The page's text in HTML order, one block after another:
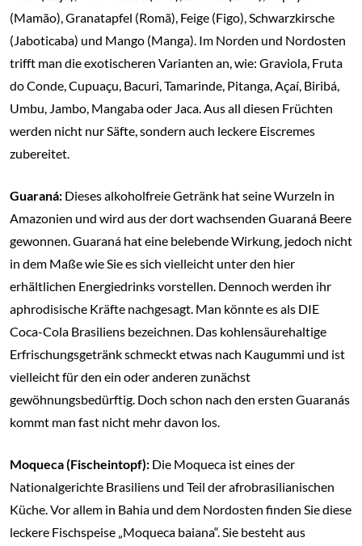
(Mamão), Granatapfel (Romã), Feige (Figo), Schwarzkirsche
(Jaboticaba) und Mango (Manga). Im Norden und Nordosten
trifft man die exotischeren Varianten an, wie: Graviola, Fruta
do Conde, Cupuaçu, Bacuri, Tamarinde, Pitanga, Açaí, Biribá,
Umbu, Jambo, Mangaba oder Jaca. Aus all diesen Früchten
werden nicht nur Säfte, sondern auch leckere Eiscremes
zubereitet.
Guaraná: Dieses alkoholfreie Getränk hat seine Wurzeln in
Amazonien und wird aus der dort wachsenden Guaraná Beere
gewonnen. Guaraná hat eine belebende Wirkung, jedoch nicht
in dem Maße wie Sie es sich vielleicht unter den hier
erhältlichen Energiedrinks vorstellen. Dennoch werden ihr
aphrodisische Kräfte nachgesagt. Man könnte es als DIE
Coca-Cola Brasiliens bezeichnen. Das kohlensäurehaltige
Erfrischungsgetränk schmeckt etwas nach Kaugummi und ist
vielleicht für den ein oder anderen zunächst
gewöhnungsbedürftig. Doch schon nach den ersten Guaranás
kommt man fast nicht mehr davon los.
Moqueca (Fischeintopf): Die Moqueca ist eines der
Nationalgerichte Brasiliens und Teil der afrobrasilianischen
Küche. Vor allem in Bahia und dem Nordosten finden Sie diese
leckere Fischspeise „Moqueca baiana“. Sie besteht aus